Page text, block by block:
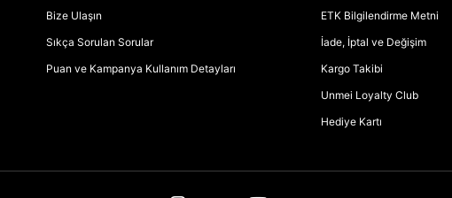
Bize Ulaşın
Sıkça Sorulan Sorular
Puan ve Kampanya Kullanım Detayları
ETK Bilgilendirme Metni
İade, İptal ve Değişim
Kargo Takibi
Unmei Loyalty Club
Hediye Kartı